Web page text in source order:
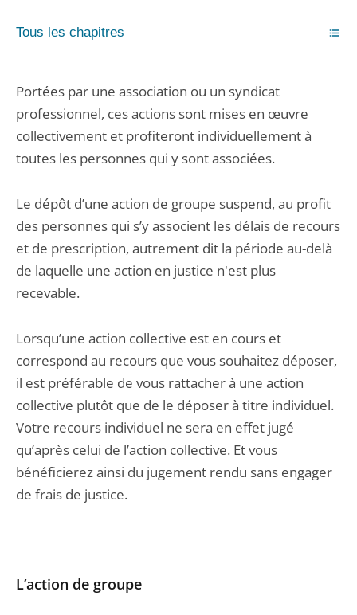
Tous les chapitres
Portées par une association ou un syndicat
professionnel, ces actions sont mises en œuvre
collectivement et profiteront individuellement à
toutes les personnes qui y sont associées.
Le dépôt d’une action de groupe suspend, au profit
des personnes qui s’y associent les délais de recours
et de prescription, autrement dit la période au-delà
de laquelle une action en justice n'est plus
recevable.
Lorsqu’une action collective est en cours et
correspond au recours que vous souhaitez déposer,
il est préférable de vous rattacher à une action
collective plutôt que de le déposer à titre individuel.
Votre recours individuel ne sera en effet jugé
qu’après celui de l’action collective. Et vous
bénéficierez ainsi du jugement rendu sans engager
de frais de justice.
L’action de groupe